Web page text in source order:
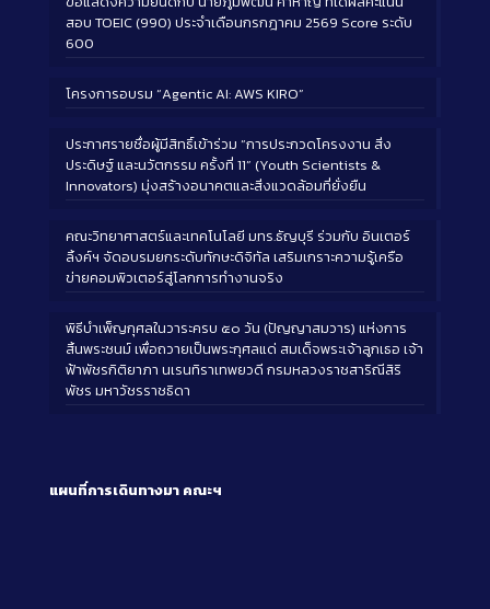
สอบ TOEIC (990) ประจำเดือนกรกฎาคม 2569 Score ระดับ
600
โครงการอบรม “Agentic AI: AWS KIRO”
ประกาศรายชื่อผู้มีสิทธิ์เข้าร่วม “การประกวดโครงงาน สิ่ง
ประดิษฐ์ และนวัตกรรม ครั้งที่ 11” (Youth Scientists &
Innovators) มุ่งสร้างอนาคตและสิ่งแวดล้อมที่ยั่งยืน
คณะวิทยาศาสตร์และเทคโนโลยี มทร.ธัญบุรี ร่วมกับ อินเตอร์
ลิ้งค์ฯ จัดอบรมยกระดับทักษะดิจิทัล เสริมเกราะความรู้เครือ
ข่ายคอมพิวเตอร์สู่โลกการทำงานจริง
พิธีบำเพ็ญกุศลในวาระครบ ๕๐ วัน (ปัญญาสมวาร) แห่งการ
สิ้นพระชนม์ เพื่อถวายเป็นพระกุศลแด่ สมเด็จพระเจ้าลูกเธอ เจ้า
ฟ้าพัชรกิติยาภา นเรนทิราเทพยวดี กรมหลวงราชสาริณีสิริ
พัชร มหาวัชรราชธิดา
แผนที่การเดินทางมา คณะฯ